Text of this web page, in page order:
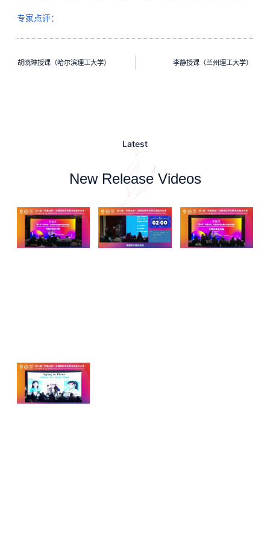
专家点评：
胡晓琳授课（哈尔滨理工大学） 李静授课（兰州理工大学）
Latest
New Release Videos